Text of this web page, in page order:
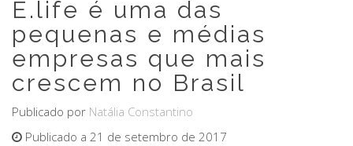
E.life é uma das
pequenas e médias
empresas que mais
crescem no Brasil
Publicado por Natália Constantino
Publicado a 21 de setembro de 2017